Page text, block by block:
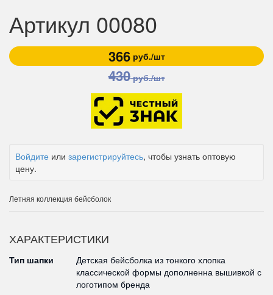
Артикул 00080
366руб./шт
430руб./шт
Войдите или зарегистрируйтесь, чтобы узнать оптовую
цену.
Летняя коллекция бейсболок
ХАРАКТЕРИСТИКИ
Тип шапки
Детская бейсболка из тонкого хлопка
классической формы дополненна вышивкой с
логотипом бренда